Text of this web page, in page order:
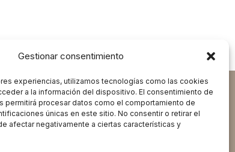
Gestionar consentimiento
experiencias, utilizamos tecnologías como las cookies
a la información del dispositivo. El consentimiento de
permitirá procesar datos como el comportamiento de
únicas en este sitio. No consentir o retirar el
afectar negativamente a ciertas características y